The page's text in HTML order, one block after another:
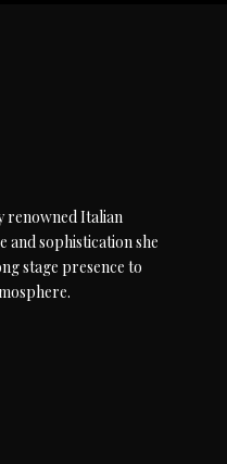
renowned Italian
sophistication she
stage presence to